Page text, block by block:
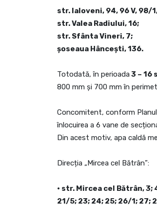
str. Ialoveni, 94, 96 V, 98/
str. Valea Radiului, 16;
str. Sfânta Vineri, 7;
șoseaua Hâncești, 136.
Totodată, în perioada3 – 16
800 mm și 700 mm în
Concomitent, conform
înlocuirea a 6 vane de
Din acest motiv, apa caldă
Direcția „Mircea cel Bătrân”:
• str. Mircea cel Bătrân, 3;
21/5; 23; 24; 25; 26/1;